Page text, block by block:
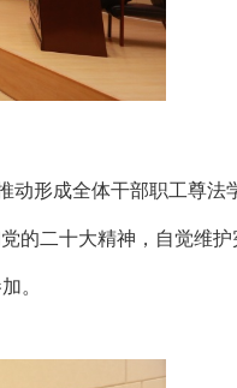
形成全体干部职工尊法
的二十大精神，自觉维
。